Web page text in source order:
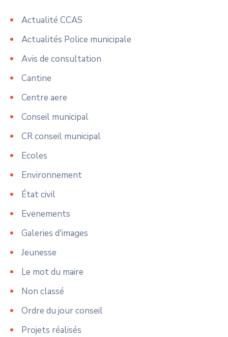
Actualité CCAS
Actualités Police municipale
Avis de consultation
Cantine
Centre aere
Conseil municipal
CR conseil municipal
Ecoles
Environnement
État civil
Evenements
Galeries d'images
Jeunesse
Le mot du maire
Non classé
Ordre du jour conseil
Projets réalisés